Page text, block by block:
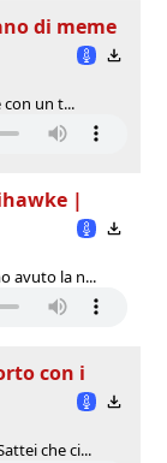
di meme
con un t...
|
avuto la n...
con i
che ci...